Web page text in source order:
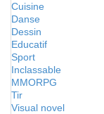
Cuisine
Danse
Dessin
Educatif
Sport
Inclassable
MMORPG
Tir
Visual novel